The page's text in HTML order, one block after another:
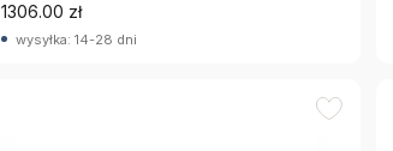
1306.00 zł
wysyłka: 14-28 dni